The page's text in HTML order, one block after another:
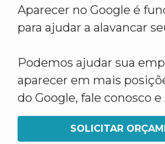
Aparecer no Google é
para ajudar a alavancar
Podemos ajudar sua
aparecer em mais
do Google, fale conosco
SOLICITAR